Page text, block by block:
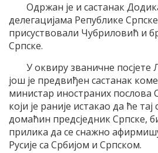
Одржан је и састанак
делегацијама Републике Српске
присуствовали Чубриловић и
Српске.
У оквиру званичне
још је предвиђен састанак
министар иностраних послова
који је раније истакао да ће тај
домаћин предсједник Српске,
прилика да се снажно
Русије са Србијом и Српском.